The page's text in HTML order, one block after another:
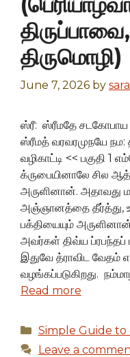
திருமொழி)
June 7, 2026 by
ஸ்ரீ: ஸ்ரீமதே சடகோபாய
ஸ்ரீமத் வரவரமுநயே நம:
வழிகாட்டி << பகுதி
க்ருபையினாலே சில
அருளினான். அதாவது
அஞ்ஞானத்தை தீர்த்து,
பக்தியையும்
அவர்கள் திவ்ய ப்ரபந்தப்
இதுவே த்ராவிட வேதம்
வழங்கப்படுகிறது.
Read more
Categories
Simple Guide
Leave a